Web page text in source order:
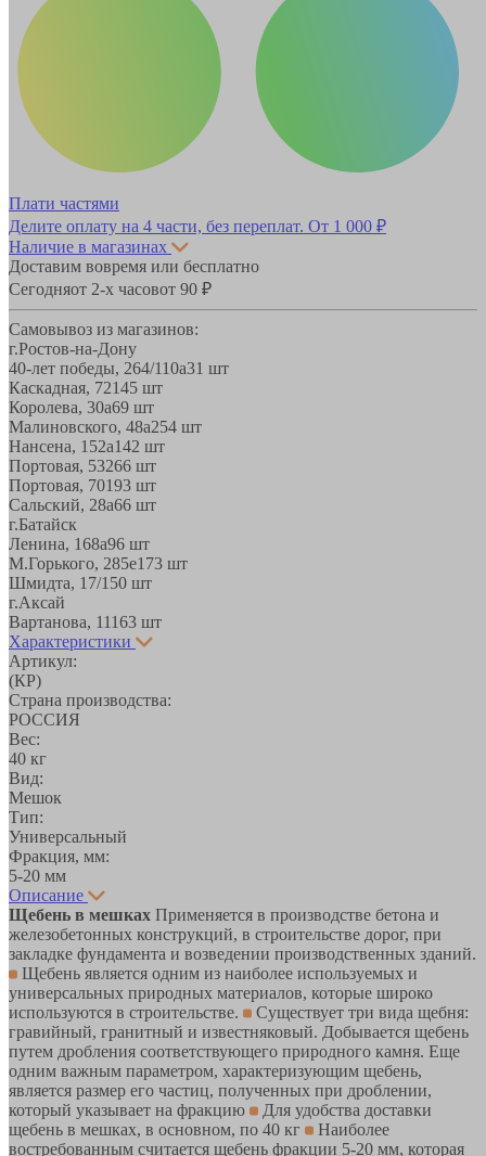
Плати частями
Делите оплату на 4 части, без переплат. От 1 000 ₽
Наличие в магазинах
Доставим вовремя или бесплатно
Сегодняот 2-х часовот 90 ₽
Самовывоз из магазинов:
г.Ростов-на-Дону
40-лет победы, 264/110а31 шт
Каскадная, 72145 шт
Королева, 30а69 шт
Малиновского, 48а254 шт
Нансена, 152а142 шт
Портовая, 53266 шт
Портовая, 70193 шт
Сальский, 28a66 шт
г.Батайск
Ленина, 168а96 шт
М.Горького, 285е173 шт
Шмидта, 17/1 50 шт
г.Аксай
Вартанова, 11163 шт
Характеристики
Артикул:
(КР)
Страна производства:
РОССИЯ
Вес:
40 кг
Вид:
Мешок
Тип:
Универсальный
Фракция, мм:
5-20 мм
Описание
Щебень в мешках Применяется в производстве бетона и
железобетонных конструкций, в строительстве дорог, при
закладке фундамента и возведении производственных зданий.
Щебень является одним из наиболее используемых и
универсальных природных материалов, которые широко
используются в строительстве.
Существует три вида щебня:
гравийный, гранитный и известняковый. Добывается щебень
путем дробления соответствующего природного камня. Еще
одним важным параметром, характеризующим щебень,
является размер его частиц, полученных при дроблении,
который указывает на фракцию
Для удобства доставки
щебень в мешках, в основном, по 40 кг
Наиболее
востребованным считается щебень фракции 5-20 мм, которая